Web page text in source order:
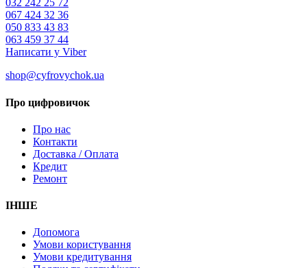
032 242 25 72
067 424 32 36
050 833 43 83
063 459 37 44
Написати у Viber
shop@cyfrovychok.ua
Про цифровичок
Про нас
Контакти
Доставка / Оплата
Кредит
Ремонт
ІНШЕ
Допомога
Умови користування
Умови кредитування